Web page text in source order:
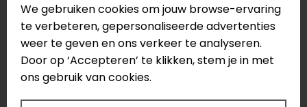
We gebruiken cookies om jouw browse-ervaring
te verbeteren, gepersonaliseerde advertenties
weer te geven en ons verkeer te analyseren.
Door op ‘Accepteren’ te klikken, stem je in met
ons gebruik van cookies.